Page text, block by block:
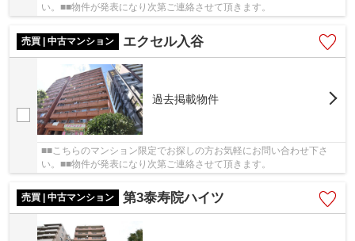
い。■■物件が発表になり次第ご連絡させて頂きます。
売買 | 中古マンション エクセル入谷
過去掲載物件
■■こちらのマンション限定でお探しの方お気軽にお問い合わせ下さ
い。■■物件が発表になり次第ご連絡させて頂きます。
売買 | 中古マンション 第3泰寿院ハイツ